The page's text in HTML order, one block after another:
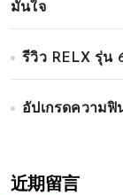
มั่นใจ
รีวิว RELX รุ่น
อัปเกรดความ
近期留言